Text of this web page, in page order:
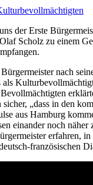
der Erste
Scholz zu einem
nach
als
sicher, „dass in den
aus Hamburg
einander noch näher
erfahren,
französischen